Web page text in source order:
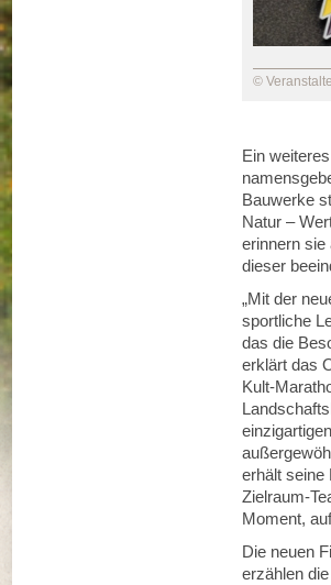
©
Ein
Bauwerke
Natur –
erinnern sie
dieser
„Mit der
sportliche
das die
erklärt das
Kult-
erhält seine
Zielraum-
Moment,
Die neuen
erzählen